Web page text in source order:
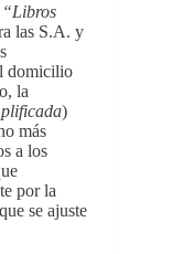
“Libros
las S.A. y
domicilio
la
)
más
a los
por la
se ajuste